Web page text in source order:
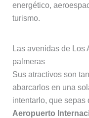
energético,
turismo.
Las avenidas de Los
palmeras
Sus atractivos son
abarcarlos en una
intentarlo, que sepas
Aeropuerto